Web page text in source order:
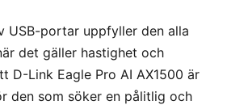
USB-portar uppfyller den alla
det gäller hastighet och
D-Link Eagle Pro AI AX1500 är
den som söker en pålitlig och